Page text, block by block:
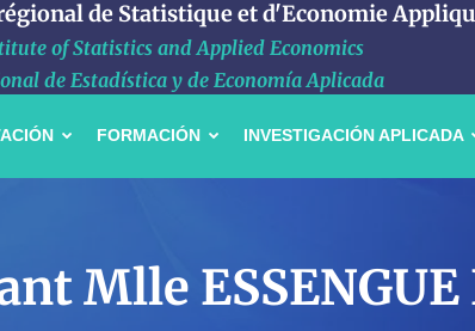
de Statistique et d'Economie
of Statistics and Applied Economics
de Estadística y de Economía Aplicada
FORMACIÓN INVESTIGACIÓN APLICADA
Mlle